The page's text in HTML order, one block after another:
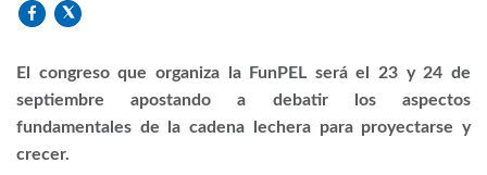
El congreso que organiza la FunPEL será el 23 y 24 de
septiembre apostando a debatir los aspectos
fundamentales de la cadena lechera para proyectarse y
crecer.